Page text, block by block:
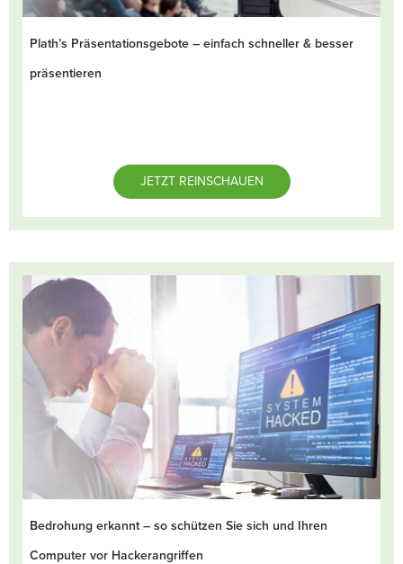
Plath’s Präsentationsgebote – einfach schneller & besser
präsentieren
JETZT REINSCHAUEN
Bedrohung erkannt – so schützen Sie sich und Ihren
Computer vor Hackerangriffen